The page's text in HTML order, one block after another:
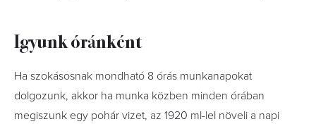
Igyunk óránként
Ha szokásosnak mondható 8 órás munkanapokat
dolgozunk, akkor ha munka közben minden órában
megiszunk egy pohár vizet, az 1920 ml-lel növeli a napi